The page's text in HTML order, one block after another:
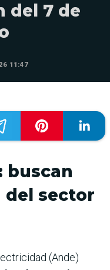
del 7 de
11:47
buscan
del sector
(Ande)